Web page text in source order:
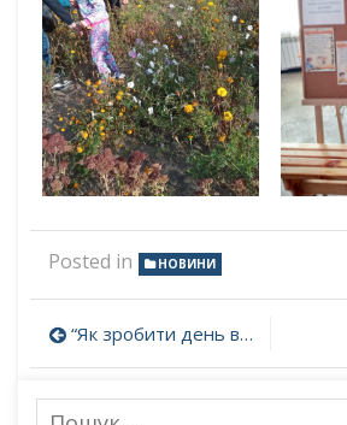
Posted in НОВИНИ
Навігація
записів
“Як зробити день веселим…”
Пошук